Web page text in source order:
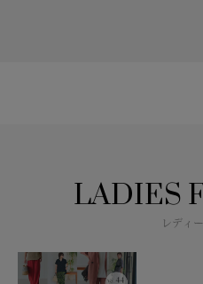
LADIES
レディ